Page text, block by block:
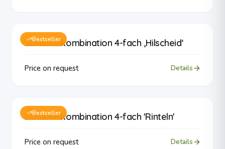
Bestseller
Schaukelkombination 4-fach ‚Hilscheid‘
Price on request Details
Bestseller
Schaukelkombination 4-fach 'Rinteln'
Price on request Details